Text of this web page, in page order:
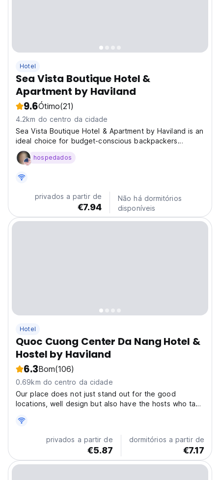
Hotel
Sea Vista Boutique Hotel &
Apartment by Haviland
9.6Ótimo(21)
4.2km do centro da cidade
Sea Vista Boutique Hotel & Apartment by Haviland is an
ideal choice for budget-conscious backpackers
seeking comfort without compromising on quality.
Designed with convenience in mind, the hotel offers
service,...
hospedados
privados a partir de
€7.94
Não há dormitórios
disponíveis
Hotel
Quoc Cuong Center Da Nang Hotel &
Hostel by Haviland
6.3Bom(106)
0.69km do centro da cidade
Our place does not just stand out for the good
locations, well design but also have the hosts who take
sincere hospitality Located right at the center of Da
Nang , you can walk everywhere from here. Other...
privados a partir de
€5.87
dormitórios a partir de
€7.17